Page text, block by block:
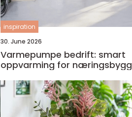
inspiration
30. June 2026
Varmepumpe bedrift: smart
oppvarming for næringsbygg